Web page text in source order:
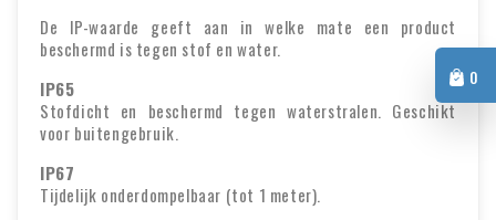
0
De IP-waarde geeft aan in welke mate een product
beschermd is tegen stof en water.
IP65
Stofdicht en beschermd tegen waterstralen. Geschikt
voor buitengebruik.
IP67
Tijdelijk onderdompelbaar (tot 1 meter).